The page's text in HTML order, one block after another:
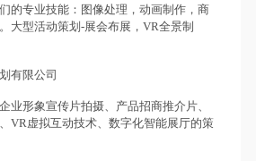
的专业技能：图像处理，动画制作，商
大型活动策划-展会布展，VR全景制
有限公司
业形象宣传片拍摄、产品招商推介片、
VR虚拟互动技术、数字化智能展厅的策